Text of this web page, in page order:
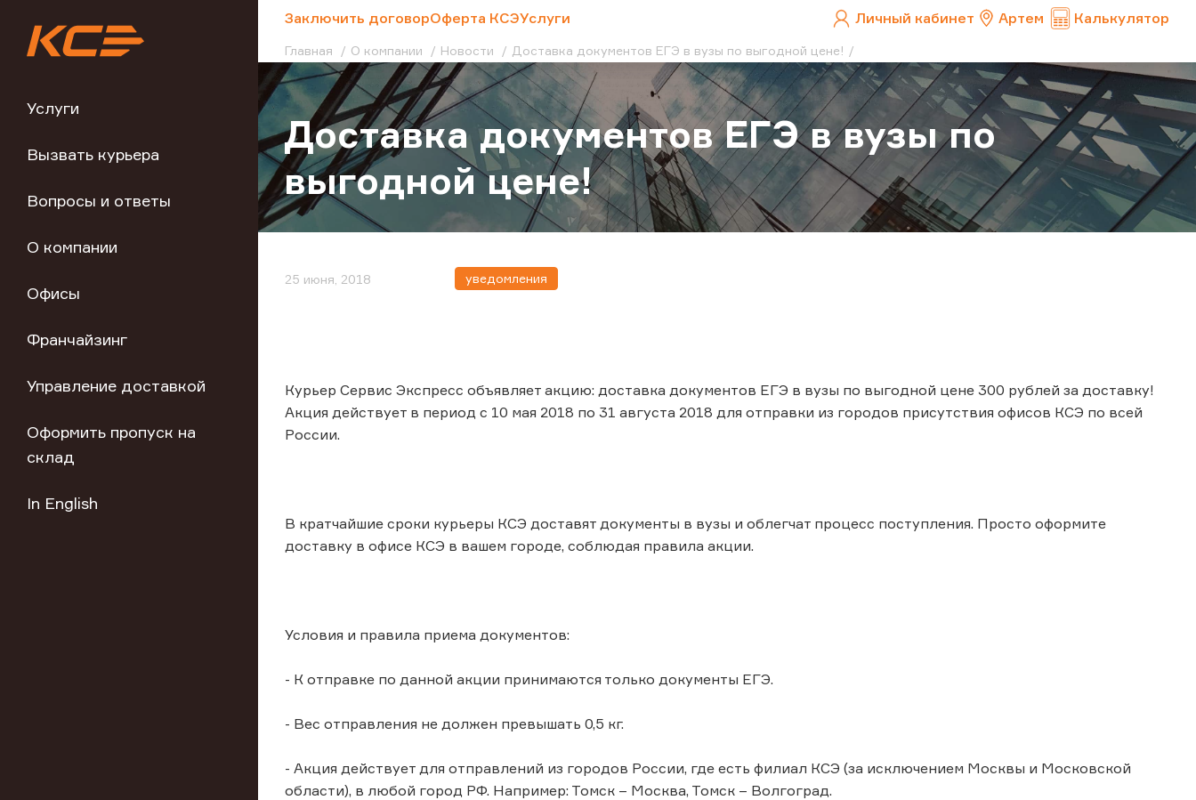
Услуги
Вызвать курьера
Вопросы и ответы
О компании
Офисы
Франчайзинг
Управление доставкой
Оформить пропуск на
склад
In English
Заключить договорОферта КСЭУслуги Личный кабинет Артем Калькулятор
Главная О компании Новости Доставка документов ЕГЭ в вузы по выгодной цене!
Доставка документов ЕГЭ в вузы по
выгодной цене!
25 июня, 2018 уведомления
Курьер Сервис Экспресс объявляет акцию: доставка документов ЕГЭ в вузы по выгодной цене 300 рублей за доставку!
Акция действует в период с 10 мая 2018 по 31 августа 2018 для отправки из городов присутствия офисов КСЭ по всей
России.
В кратчайшие сроки курьеры КСЭ доставят документы в вузы и облегчат процесс поступления. Просто оформите
доставку в офисе КСЭ в вашем городе, соблюдая правила акции.
Условия и правила приема документов:
- К отправке по данной акции принимаются только документы ЕГЭ.
- Вес отправления не должен превышать 0,5 кг.
- Акция действует для отправлений из городов России, где есть филиал КСЭ (за исключением Москвы и Московской
области), в любой город РФ. Например: Томск – Москва, Томск – Волгоград.